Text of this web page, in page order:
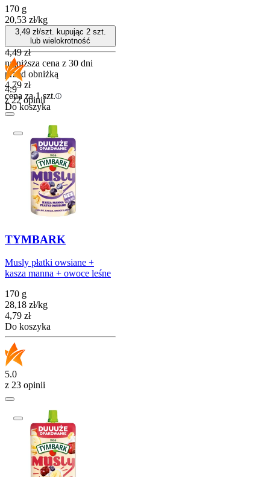
170 g
20,53 zł/kg
3,49zł/szt. kupując 2szt.
lub wielokrotność
4,49 zł
najniższa cena z 30 dni
przed obniżką
4,79 zł
cena za 1 szt.
Do koszyka
4.9
z 22 opinii
TYMBARK
Musly płatki owsiane +
kasza manna + owoce leśne
170 g
28,18 zł/kg
Cena
4,79 zł
Do koszyka
5.0
z 23 opinii